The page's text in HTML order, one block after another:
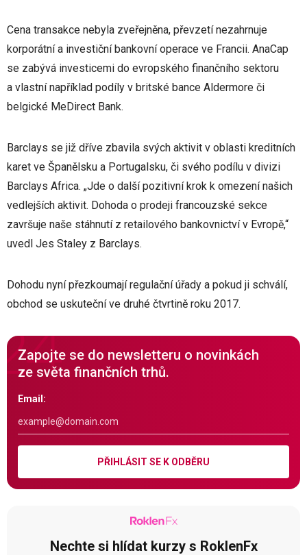
Cena transakce nebyla zveřejněna, převzetí nezahrnuje
korporátní a investiční bankovní operace ve Francii. AnaCap
se zabývá investicemi do evropského finančního sektoru
a vlastní například podíly v britské bance Aldermore či
belgické MeDirect Bank.
Barclays se již dříve zbavila svých aktivit v oblasti kreditních
karet ve Španělsku a Portugalsku, či svého podílu v divizi
Barclays Africa. „Jde o další pozitivní krok k omezení našich
vedlejších aktivit. Dohoda o prodeji francouzské sekce
završuje naše stáhnutí z retailového bankovnictví v Evropě,“
uvedl Jes Staley z Barclays.
Dohodu nyní přezkoumají regulační úřady a pokud ji schválí,
obchod se uskuteční ve druhé čtvrtině roku 2017.
Zapojte se do newsletteru o novinkách
ze světa finančních trhů.
Email:
PŘIHLÁSIT SE K ODBĚRU
Nechte si hlídat kurzy s RoklenFx